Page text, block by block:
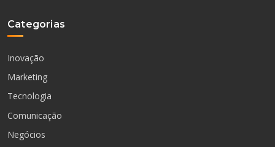
Categorias
Inovação
Marketing
Tecnologia
Comunicação
Negócios